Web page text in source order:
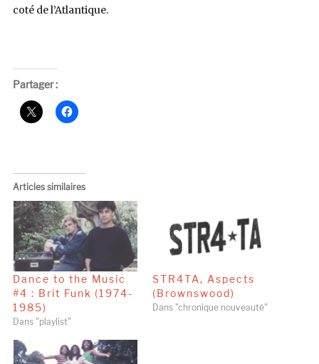
coté de l’Atlantique.
Partager :
Articles similaires
Dance to the Music
#4 : Brit Funk (1974-
1985)
Dans "playlist"
STR4TA, Aspects
(Brownswood)
Dans "chronique nouveauté"